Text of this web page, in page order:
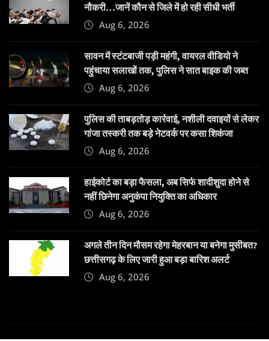
नौकरी…जानें कौन से जिले में हो रही सीधी भर्ती
Aug 6, 2026
सावन में स्टंटबाजी पड़ी महंगी, वायरल वीडियो ने
पहुंचाया सलाखों तक, पुलिस ने सात बाइक की जब्त
Aug 6, 2026
पुलिस की ताबड़तोड़ कार्रवाई, नशीली दवाइयों से लेकर
गांजा तस्करी तक बड़े नेटवर्क पर कसा शिकंजा
Aug 6, 2026
हाईकोर्ट का बड़ा फैसला, अब सिर्फ शादीशुदा होने से
नहीं छिनेगा अनुकंपा नियुक्ति का अधिकार
Aug 6, 2026
अगले तीन दिन मौसम रहेगा मेहरबान या बनेगा मुसीबत?
छत्तीसगढ़ के लिए जारी हुआ बड़ा बारिश अलर्ट
Aug 6, 2026